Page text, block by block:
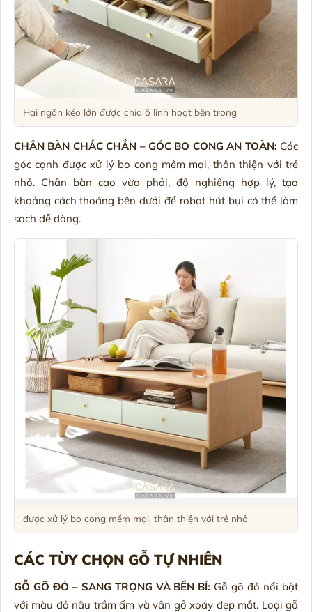
Hai ngăn kéo lớn được chia ô linh hoạt bên trong
CHÂN BÀN CHẮC CHẮN – GÓC BO CONG AN TOÀN: Các
góc cạnh được xử lý bo cong mềm mại, thân thiện với trẻ
nhỏ. Chân bàn cao vừa phải, độ nghiêng hợp lý, tạo
khoảng cách thoáng bên dưới để robot hút bụi có thể làm
sạch dễ dàng.
được xử lý bo cong mềm mại, thân thiện với trẻ nhỏ
CÁC TÙY CHỌN GỖ TỰ NHIÊN
GỖ GÕ ĐỎ – SANG TRỌNG VÀ BỀN BỈ: Gỗ gõ đỏ nổi bật
với màu đỏ nâu trầm ấm và vân gỗ xoáy đẹp mắt. Loại gỗ